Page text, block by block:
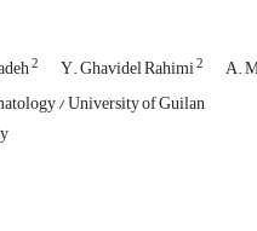
2 Y. Ghavidel Rahimi2 A.
/ University of Guilan